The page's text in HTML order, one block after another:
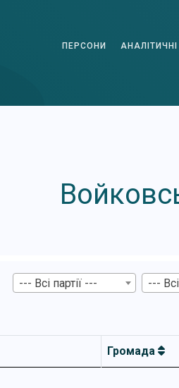
ПЕРСОНИ
--- Всі партії --- ---
Громада